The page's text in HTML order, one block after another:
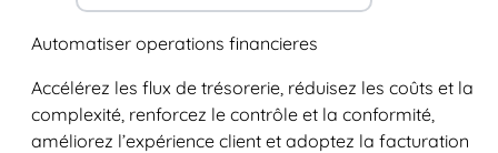
Automatiser operations financieres
Accélérez les flux de trésorerie, réduisez les coûts et la
complexité, renforcez le contrôle et la conformité,
améliorez l’expérience client et adoptez la facturation